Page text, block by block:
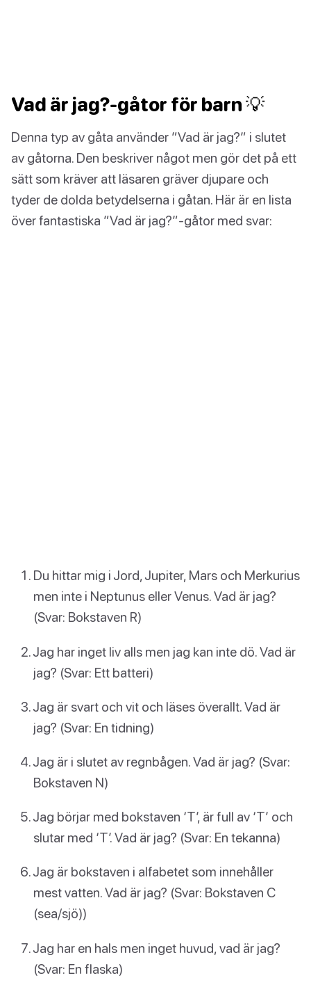
Vad är jag?-gåtor för barn 💡
Denna typ av gåta använder ”Vad är jag?” i slutet
av gåtorna. Den beskriver något men gör det på ett
sätt som kräver att läsaren gräver djupare och
tyder de dolda betydelserna i gåtan. Här är en lista
över fantastiska ”Vad är jag?”-gåtor med svar:
Du hittar mig i Jord, Jupiter, Mars och Merkurius
men inte i Neptunus eller Venus. Vad är jag?
(Svar: Bokstaven R)
Jag har inget liv alls men jag kan inte dö. Vad är
jag? (Svar: Ett batteri)
Jag är svart och vit och läses överallt. Vad är
jag? (Svar: En tidning)
Jag är i slutet av regnbågen. Vad är jag? (Svar:
Bokstaven N)
Jag börjar med bokstaven ‘T’, är full av ‘T’ och
slutar med ‘T’. Vad är jag? (Svar: En tekanna)
Jag är bokstaven i alfabetet som innehåller
mest vatten. Vad är jag? (Svar: Bokstaven C
(sea/sjö))
Jag har en hals men inget huvud, vad är jag?
(Svar: En flaska)